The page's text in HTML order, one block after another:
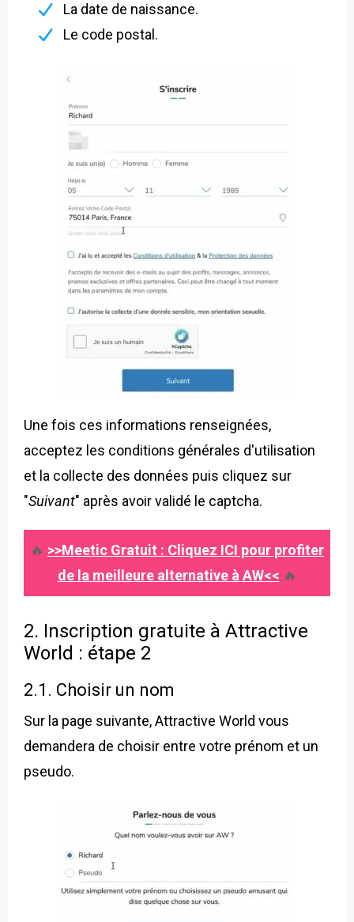
La date de naissance.
Le code postal.
Une fois ces informations renseignées,
acceptez les conditions générales d'utilisation
et la collecte des données puis cliquez sur
"Suivant" après avoir validé le captcha.
🔥 >>Meetic Gratuit : Cliquez ICI pour profiter
de la meilleure alternative à AW<< 🔥
2. Inscription gratuite à Attractive
World : étape 2
2.1. Choisir un nom
Sur la page suivante, Attractive World vous
demandera de choisir entre votre prénom et un
pseudo.